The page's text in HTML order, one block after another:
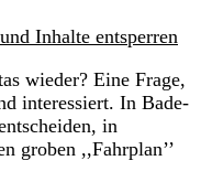
Inhalte entsperren
wieder? Eine Frage,
interessiert. In Bade-
in
groben ,,Fahrplan’’